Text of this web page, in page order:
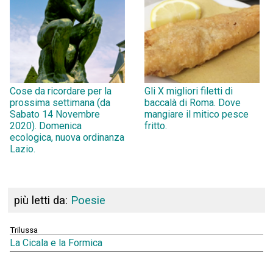
Cose da ricordare per la
prossima settimana (da
Sabato 14 Novembre
2020). Domenica
ecologica, nuova ordinanza
Lazio.
Gli X migliori filetti di
baccalà di Roma. Dove
mangiare il mitico pesce
fritto.
più letti da: Poesie
Trilussa
La Cicala e la Formica